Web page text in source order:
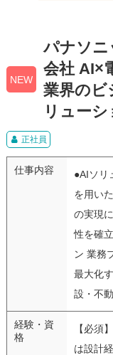
NEW
パナソニ
会社 AI×
業界のビ
リューシ
正社員
仕事内容
●AIソリ
を用い
の実現
性を確
ン 業務
最大化
設・不
経験・資
格
【必須
は設計